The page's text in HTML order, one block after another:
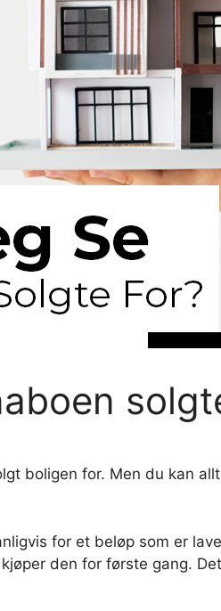
boligen for. Men du kan
for et beløp som er
den for første gang.